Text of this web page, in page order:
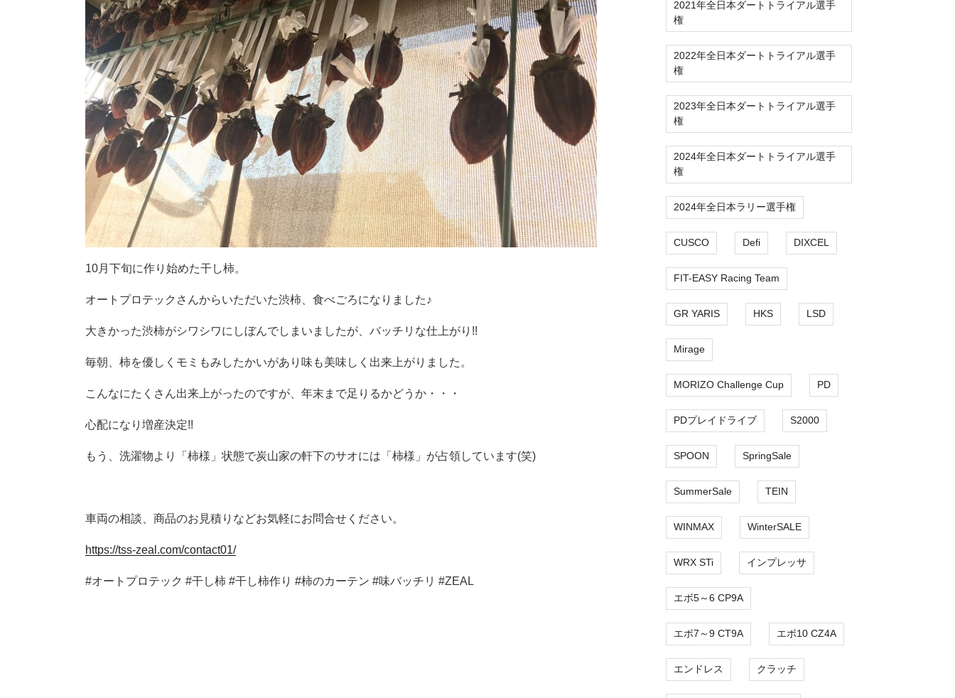
10月下旬に作り始めた干し柿。
オートプロテックさんからいただいた渋柿、食べごろになりました♪
大きかった渋柿がシワシワにしぼんでしまいましたが、バッチリな仕上がり!!
毎朝、柿を優しくモミもみしたかいがあり味も美味しく出来上がりました。
こんなにたくさん出来上がったのですが、年末まで足りるかどうか・・・
心配になり増産決定!!
もう、洗濯物より「柿様」状態で炭山家の軒下のサオには「柿様」が占領しています(笑)
車両の相談、商品のお見積りなどお気軽にお問合せください。
https://tss-zeal.com/contact01/
#オートプロテック #干し柿 #干し柿作り #柿のカーテン #味バッチリ #ZEAL
2021年全日本ダートトライアル選手
権
2022年全日本ダートトライアル選手
権
2023年全日本ダートトライアル選手
権
2024年全日本ダートトライアル選手
権
2024年全日本ラリー選手権
CUSCO Defi DIXCEL
FIT-EASY Racing Team
GR YARIS HKS LSD
Mirage
MORIZO Challenge Cup PD
PDプレイドライブ S2000
SPOON SpringSale
SummerSale TEIN
WINMAX WinterSALE
WRX STi インプレッサ
エボ5～6 CP9A
エボ7～9 CT9A エボ10 CZ4A
エンドレス クラッチ